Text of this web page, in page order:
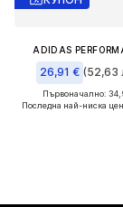
ADIDAS
26,91 € (52,63
Първоначално:
Последна най-ниска